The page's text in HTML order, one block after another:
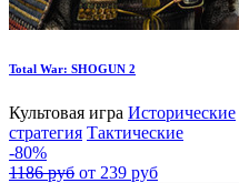
Total War: SHOGUN 2
Культовая игра Исторические
стратегия Тактические
-80%
1186 руб от 239 руб